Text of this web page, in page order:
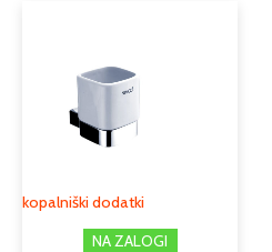
kopalniški dodatki
NA ZALOGI